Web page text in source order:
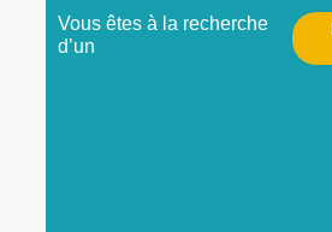
Vous êtes à la recherche
d’un